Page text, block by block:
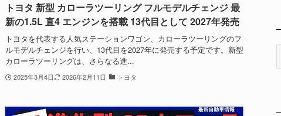
トヨタ 新型 カローラツーリング フルモデルチェンジ 最
新の1.5L 直4 エンジンを搭載 13代目として 2027年発売
トヨタを代表する人気ステーションワゴン、カローラツーリングのフ
ルモデルチェンジを行い、13代目を2027年に発売する予定です。新型
カローラツーリングは、さらなる進...
2025年3月4日 2026年2月11日 トヨタ